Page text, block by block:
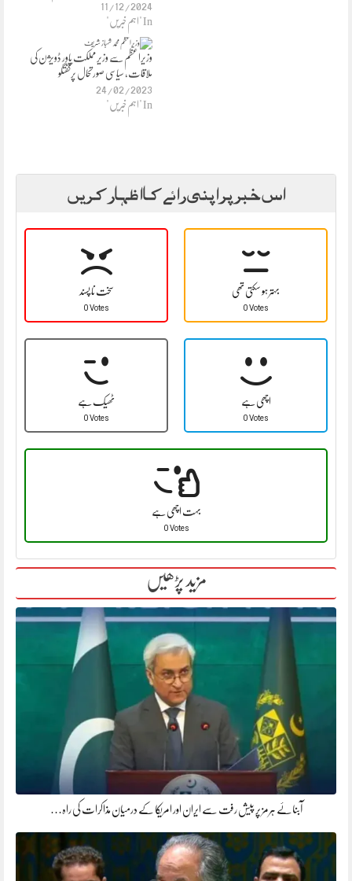
11/12/2024
In "اہم خبریں"
وزیراعظم سے وزیر مملکت پاور ڈویژن کی
ملاقات، سیاسی صورتحال پرگفتگو
24/02/2023
In "اہم خبریں"
اس خبر پر اپنی رائے کا اظہار کریں
سخت نا پسند
0 Votes
بہتر ہو سکتی تھی
0 Votes
ٹھیک ہے
0 Votes
اچھی ہے
0 Votes
بہت اچھی ہے
0 Votes
مزید پڑھیں
آبنائے ہرمز پر پیش رفت سے ایران اور امریکا کے درمیان مذاکرات کی راہ…